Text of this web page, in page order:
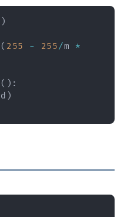
)
( 255 - 255/m *
( ) :
d )